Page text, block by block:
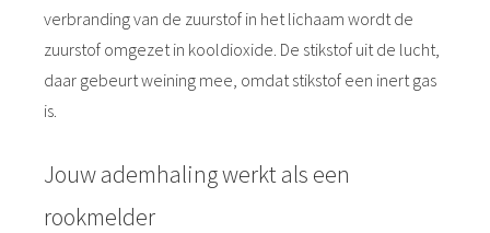
verbranding van de zuurstof in het lichaam wordt de
zuurstof omgezet in kooldioxide. De stikstof uit de lucht,
daar gebeurt weining mee, omdat stikstof een inert gas
is.
Jouw ademhaling werkt als een
rookmelder